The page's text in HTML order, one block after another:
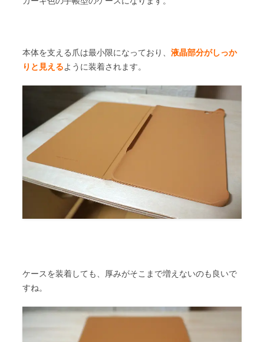
本体を支える爪は最小限になっており、 液晶部分がしっか
りと見えるように装着されます。
ケースを装着しても、厚みがそこまで増えないのも良いで
すね。